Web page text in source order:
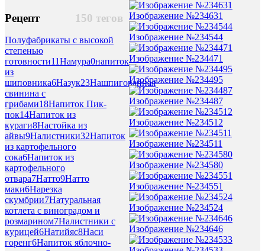
150 тегов
Рецепт
Полуфабрикаты с высокой
степенью
готовности11Намура0напиток
из
шиповника6Назук23Нашпигованная
свинина с
грибами18Напиток Пик-
пок14Напиток из
кураги8Настойка из
айвы9Налистники32Напиток
из картофельного
сока6Напиток из
картофельного
отвара7Натто9Натто
маки6Нарезка
скумбрии7Натуральная
котлета с виноградом и
розмарином7Налистники с
курицей6Натийяс8Наси
горенг6Напиток яблочно-
Изображение №234631
Изображение №234544
Изображение №234471
Изображение №234495
Изображение №234487
Изображение №234512
Изображение №234511
Изображение №234580
Изображение №234551
Изображение №234524
Изображение №234646